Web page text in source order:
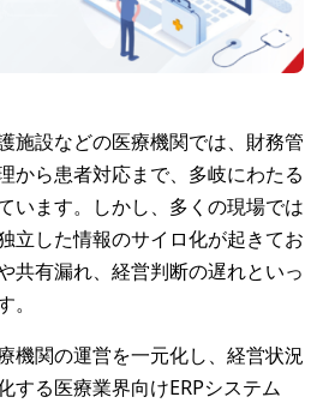
施設などの医療機関では、財務管
から患者対応まで、多岐にわたる
います。しかし、多くの現場では
立した情報のサイロ化が起きてお
共有漏れ、経営判断の遅れといっ
機関の運営を一元化し、経営状況
する医療業界向けERPシステム